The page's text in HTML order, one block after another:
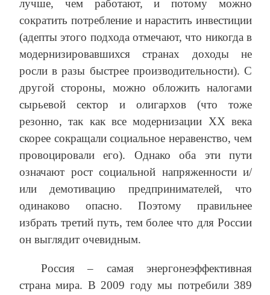
лучше, чем работают, и потому можно
сократить потребление и нарастить инвестиции
(адепты этого подхода отмечают, что никогда в
модернизировавшихся странах доходы не
росли в разы быстрее производительности). С
другой стороны, можно обложить налогами
сырьевой сектор и олигархов (что тоже
резонно, так как все модернизации ХХ века
скорее сокращали социальное неравенство, чем
провоцировали его). Однако оба эти пути
означают рост социальной напряженности и/
или демотивацию предпринимателей, что
одинаково опасно. Поэтому правильнее
избрать третий путь, тем более что для России
он выглядит очевидным.
Россия – самая энергонеэффективная
страна мира. В 2009 году мы потребили 389